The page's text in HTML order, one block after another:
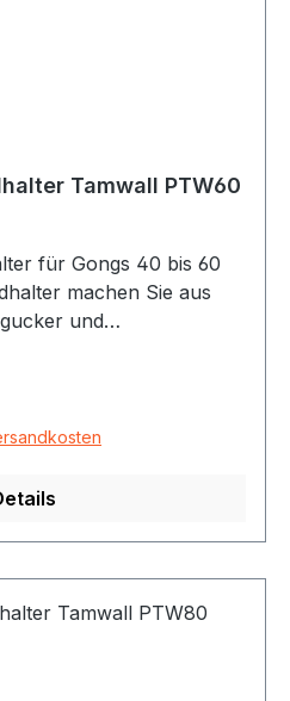
Tamwall PTW60
für Gongs 40 bis 60
machen Sie aus
und
Gongwandhalterung
und
in einem Wandabstand
geschwungene Kopfbrett
die Wandhalterung
optisch harmonischen